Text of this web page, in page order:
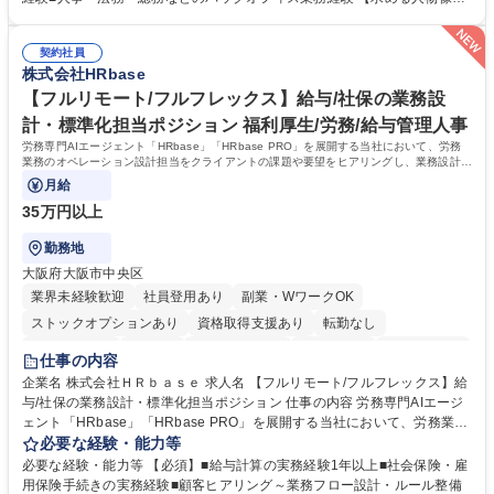
し、ご経験や習熟度に応じて人事・総務・法務などバックオフィス業務全
般へ携わっていただく予定です。 募集職種 【経理】人気カプセルトイメ
ーカー/経理からバックオフィス全般に挑戦◎
げていきたい方 ・既存のやり方にとらわれず、自ら考えて行動できる方
・周囲の状況を見ながら、先回りして業務に取り組める方 ・少人数組織な
らではの変化を前向きに楽しめる方 学歴・資格 学歴：大学院 大学 高専 短
大 専修学校 高校 語学力： 資格：日商簿記検定3級 日商簿記検定2級
契約社員
株式会社HRbase
【フルリモート/フルフレックス】給与/社保の業務設
計・標準化担当ポジション 福利厚生/労務/給与管理人事
労務専門AIエージェント「HRbase」「HRbase PRO」を展開する当社において、労務
業務のオペレーション設計担当をクライアントの課題や要望をヒアリングし、業務設計や
システム設定へと落とし込むポジションです。
月給
35万円以上
勤務地
大阪府大阪市中央区
業界未経験歓迎
社員登用あり
副業・WワークOK
ストックオプションあり
資格取得支援あり
転勤なし
時短勤務あり
服装自由
仕事の内容
企業名 株式会社ＨＲｂａｓｅ 求人名 【フルリモート/フルフレックス】給
与/社保の業務設計・標準化担当ポジション 仕事の内容 労務専門AIエージ
ェント「HRbase」「HRbase PRO」を展開する当社において、労務業務
のオペレーション設計担当をクライアントの課題や要望をヒアリングし、
業務設計やシステム設定へと落とし込むポジションです。 【具体的に
は】・業務オペレーション設計（要件定義/顧客ヒアリング/業務オペレー
必要な経験・能力等
必要な経験・能力等 【必須】■給与計算の実務経験1年以上■社会保険・雇
用保険手続きの実務経験■顧客ヒアリング～業務フロー設計・ルール整備